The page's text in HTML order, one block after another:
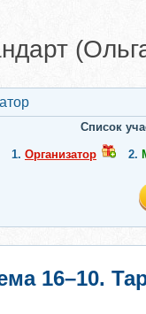
Список
1. Организатор 2.
16–10.